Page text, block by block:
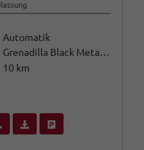
Automatik
Grenadilla Black Metallic
10 km
Wir rufen Sie anFahrzeugexposé (PDF)